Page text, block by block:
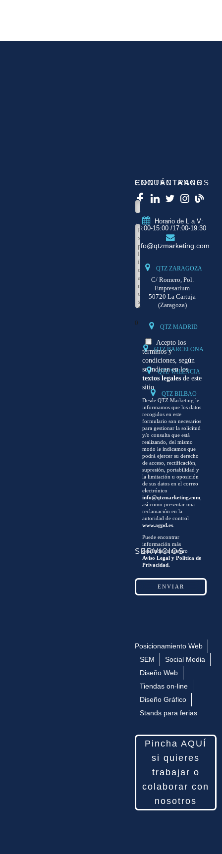
CONTÁCTANOS
0
Acepto los
términos y
condiciones, según
se indican en los
textos legales de este
sitio.
Desde QTZ Marketing le
informamos que los datos
recogidos en este
formulario son necesarios
para gestionar la solicitud
y/o consulta que está
realizando, del mismo
modo le indicamos que
podrá ejercer su derecho
de acceso, rectificación,
supresión, portabilidad y
la limitación u oposición
de sus datos en el correo
electrónico
info@qtzmarketing.com
así como presentar una
reclamación en la
autoridad de control
www.agpd.es
Puede encontrar
información más
detallada en nuestro
Aviso Legal y Política de
Privacidad.
ENCUÉNTRANOS
Horario de L a V:
8:00-15:00 /17:00-19:30
info@qtzmarketing.com
QTZ ZARAGOZA
C/ Romero, Pol.
Empresarium
50720 La Cartuja
(Zaragoza)
QTZ MADRID
QTZ BARCELONA
QTZ VALENCIA
QTZ BILBAO
SERVICIOS
Posicionamiento Web
SEM
Social Media
Diseño Web
Tiendas on-line
Diseño Gráfico
Stands para ferias
Pincha AQUÍ
si quieres
trabajar o
colaborar con
nosotros